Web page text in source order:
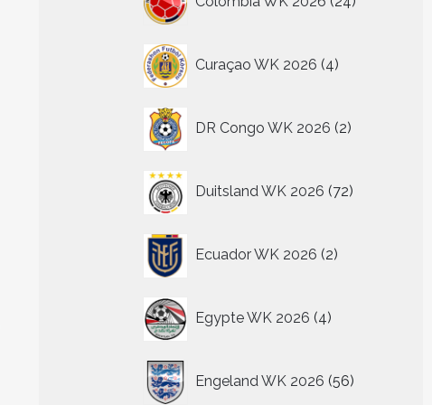
producten
Curaçao WK 2026 4
producten
DR Congo WK 2026 2
producten
Duitsland WK 2026 72
producten
Ecuador WK 2026 2
producten
Egypte WK 2026 4
producten
Engeland WK 2026 56
producten